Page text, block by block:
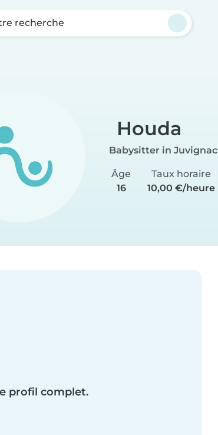
recherche
Houda
Babysitter in Juvignac
Âge
16
Taux horaire
10,00 €/heure
profil complet.